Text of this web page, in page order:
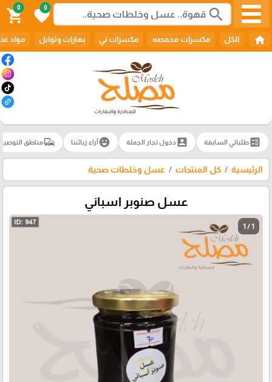
search
0
favorite
0
shopping_cart
home الكل مكسرات محمصه مكسرات ني بهارات وتوابل مواد
ballotطلباتي السابقة account_box دخول تجار الجملة emoji_emotionsآراء زبائننا commuteمناطق
الرئيسية كل المنتجات عسل وخلطات صحية
عسل صنوبر اسباني
1 / 1